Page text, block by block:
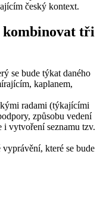
český kontext.
kombinovat tři
se bude týkat daného
kaplanem,
radami (týkajícími
způsobu vedení
vytvoření seznamu tzv.
které se bude